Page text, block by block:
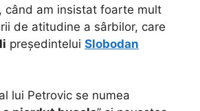
când am insistat foarte mult
de atitudine a sârbilor, care
președintelui Slobodan
lui Petrovic se numea